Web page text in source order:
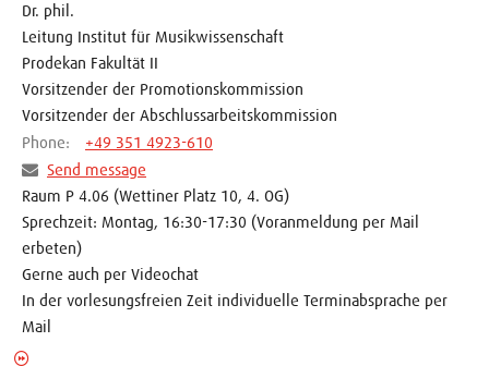
Dr. phil.
Leitung Institut für Musikwissenschaft
Prodekan Fakultät II
Vorsitzender der Promotionskommission
Vorsitzender der Abschlussarbeitskommission
Phone:
+49 351 4923-610
Send message
Raum P 4.06 (Wettiner Platz 10, 4. OG)
Sprechzeit: Montag, 16:30-17:30 (Voranmeldung per Mail
erbeten)
Gerne auch per Videochat
In der vorlesungsfreien Zeit individuelle Terminabsprache per
Mail